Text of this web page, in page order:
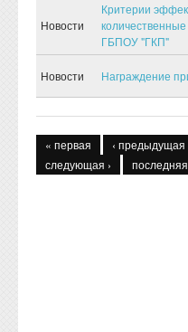
Новости
Критерии
ГБПОУ "ГКП"
Новости Награждение
« первая ‹ предыдущая
следующая ›